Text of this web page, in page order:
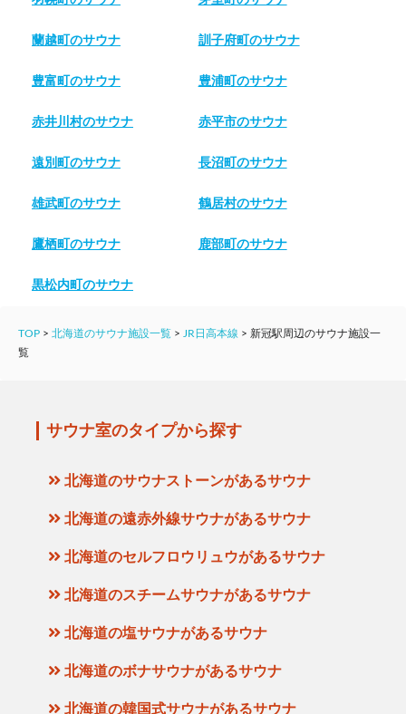
蘭越町のサウナ 訓子府町のサウナ
豊富町のサウナ 豊浦町のサウナ
赤井川村のサウナ 赤平市のサウナ
遠別町のサウナ 長沼町のサウナ
雄武町のサウナ 鶴居村のサウナ
鷹栖町のサウナ 鹿部町のサウナ
黒松内町のサウナ
TOP > 北海道のサウナ施設一覧 > JR日高本線 > 新冠駅周辺のサウナ施設一
覧
サウナ室のタイプから探す
北海道のサウナストーンがあるサウナ
北海道の遠赤外線サウナがあるサウナ
北海道のセルフロウリュウがあるサウナ
北海道のスチームサウナがあるサウナ
北海道の塩サウナがあるサウナ
北海道のボナサウナがあるサウナ
北海道の韓国式サウナがあるサウナ